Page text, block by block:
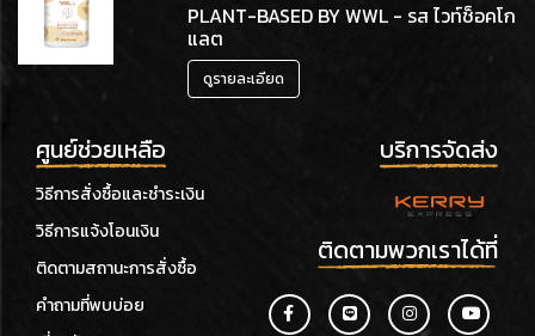
PLANT-BASED BY WWL - รส ไวท์ช็อคโก
แลต
ดูรายละเอียด
ศูนย์ช่วยเหลือ
วิธีการสั่งซื้อและชำระเงิน
วิธีการแจ้งโอนเงิน
ติดตามสถานะการสั่งซื้อ
คำถามที่พบบ่อย
บริการจัดส่ง
ติดตามพวกเราได้ที่